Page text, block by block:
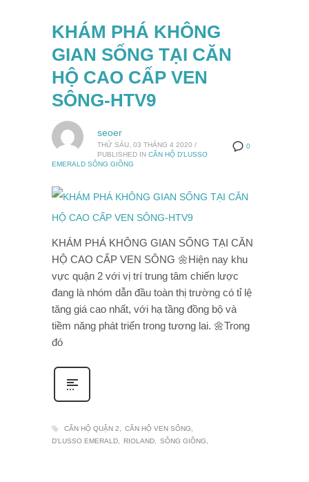
KHÁM PHÁ KHÔNG
GIAN SỐNG TẠI CĂN
HỘ CAO CẤP VEN
SÔNG-HTV9
0
seoer
THỨ SÁU, 03 THÁNG 4 2020 /
PUBLISHED IN CĂN HỘ D'LUSSO
EMERALD SÔNG GIỒNG
KHÁM PHÁ KHÔNG GIAN SỐNG TẠI CĂN
HỘ CAO CẤP VEN SÔNG 🌼Hiện nay khu
vực quận 2 với vị trí trung tâm chiến lược
đang là nhóm dẫn đầu toàn thị trường có tỉ lệ
tăng giá cao nhất, với hạ tầng đồng bộ và
tiềm năng phát triển trong tương lai. 🌼Trong
đó
CĂN HỘ QUẬN 2
CĂN HỘ VEN SÔNG
D'LUSSO EMERALD
RIOLAND SÔNG GIỒNG